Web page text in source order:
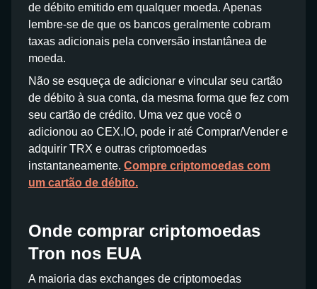
de débito emitido em qualquer moeda. Apenas
lembre-se de que os bancos geralmente cobram
taxas adicionais pela conversão instantânea de
moeda.
Não se esqueça de adicionar e vincular seu cartão
de débito à sua conta, da mesma forma que fez com
seu cartão de crédito. Uma vez que você o
adicionou ao CEX.IO, pode ir até Comprar/Vender e
adquirir TRX e outras criptomoedas
instantaneamente. Compre criptomoedas com
um cartão de débito.
Onde comprar criptomoedas
Tron nos EUA
A maioria das exchanges de criptomoedas